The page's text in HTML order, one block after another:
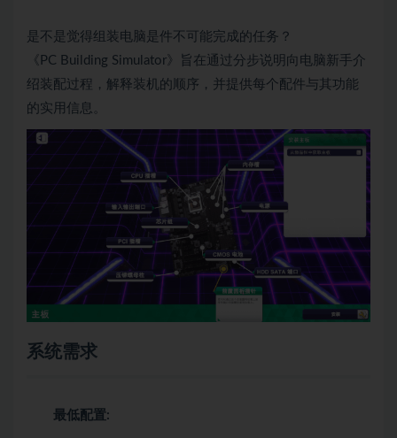
是不是觉得组装电脑是件不可能完成的任务？
《PC Building Simulator》旨在通过分步说明向电脑新手介
绍装配过程，解释装机的顺序，并提供每个配件与其功能
的实用信息。
系统需求
最低配置: